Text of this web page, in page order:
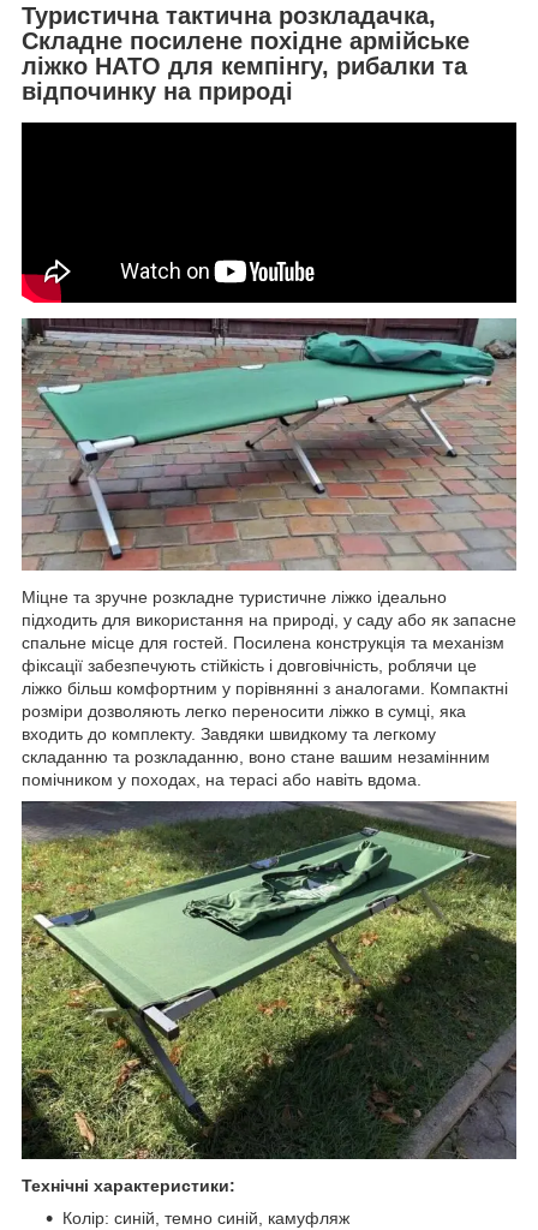
Туристична тактична розкладачка,
Складне посилене похідне армійське
ліжко НАТО для кемпінгу, рибалки та
відпочинку на природі
Міцне та зручне розкладне туристичне ліжко ідеально
підходить для використання на природі, у саду або як запасне
спальне місце для гостей. Посилена конструкція та механізм
фіксації забезпечують стійкість і довговічність, роблячи це
ліжко більш комфортним у порівнянні з аналогами. Компактні
розміри дозволяють легко переносити ліжко в сумці, яка
входить до комплекту. Завдяки швидкому та легкому
складанню та розкладанню, воно стане вашим незамінним
помічником у походах, на терасі або навіть вдома.
Технічні характеристики:
Колір: синій, темно синій, камуфляж